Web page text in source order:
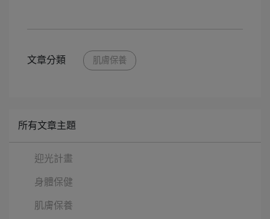
文章分類 肌膚保養
所有文章主題
迎光計畫
身體保健
肌膚保養